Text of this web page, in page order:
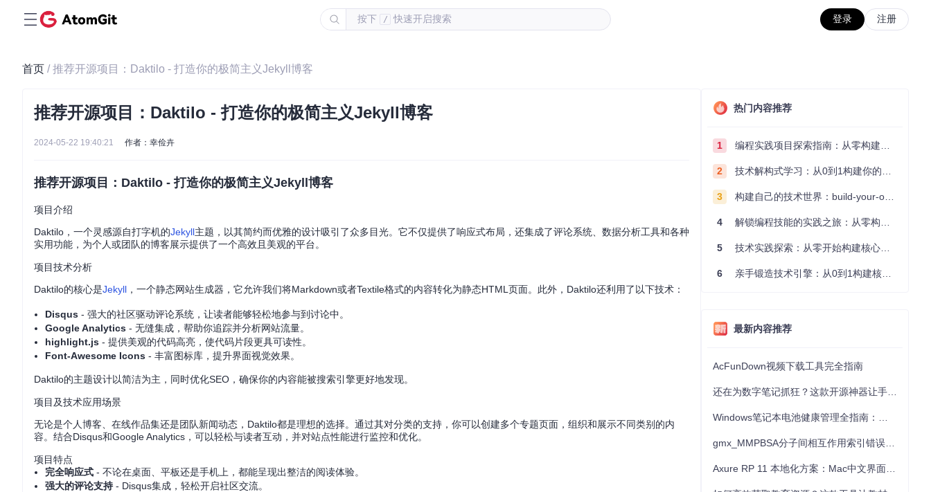
按下 / 快速开启搜索 登录 注册
首页 / 推荐开源项目：Daktilo - 打造你的极简主义Jekyll博客
推荐开源项目：Daktilo - 打造你的极简主义Jekyll博客
2024-05-22 19:40:21 作者：幸俭卉
推荐开源项目：Daktilo - 打造你的极简主义Jekyll博客
项目介绍
Daktilo，一个灵感源自打字机的Jekyll主题，以其简约而优雅的设计吸引了众多目光。它不仅提供了响应式布局，还集成了评论系统、数据分析工具和各种
实用功能，为个人或团队的博客展示提供了一个高效且美观的平台。
项目技术分析
Daktilo的核心是Jekyll ，一个静态网站生成器，它允许我们将Markdown或者Textile格式的内容转化为静态HTML页面。此外，Daktilo还利用了以下技术：
Disqus - 强大的社区驱动评论系统，让读者能够轻松地参与到讨论中。
Google Analytics - 无缝集成，帮助你追踪并分析网站流量。
highlight.js - 提供美观的代码高亮，使代码片段更具可读性。
Font-Awesome Icons - 丰富图标库，提升界面视觉效果。
Daktilo的主题设计以简洁为主，同时优化SEO，确保你的内容能被搜索引擎更好地发现。
项目及技术应用场景
无论是个人博客、在线作品集还是团队新闻动态，Daktilo都是理想的选择。通过其对分类的支持，你可以创建多个专题页面，组织和展示不同类别的内
容。结合Disqus和Google Analytics，可以轻松与读者互动，并对站点性能进行监控和优化。
项目特点
完全响应式 - 不论在桌面、平板还是手机上，都能呈现出整洁的阅读体验。
强大的评论支持 - Disqus集成，轻松开启社区交流。
热门内容推荐
1 编程实践项目探索指南：从零构建技术能力体系
2 技术解构式学习：从0到1构建你的编程知识体系
3 构建自己的技术世界：build-your-own-x项目的实践探索指南
4 解锁编程技能的实践之旅：从零构建你的技术世界
5 技术实践探索：从零开始构建核心系统的实践指南
6 亲手锻造技术引擎：从0到1构建核心系统的实践指南
最新内容推荐
AcFunDown视频下载工具完全指南